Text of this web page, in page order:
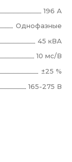
196 А
Однофазные
45 кВА
10 мс/В
±25 %
165-275 В